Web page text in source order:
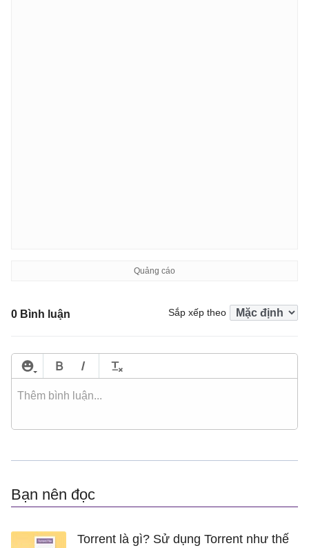
0 Bình luận Sắp xếp theo
Bạn nên đọc
Torrent là gì? Sử dụng Torrent như thế